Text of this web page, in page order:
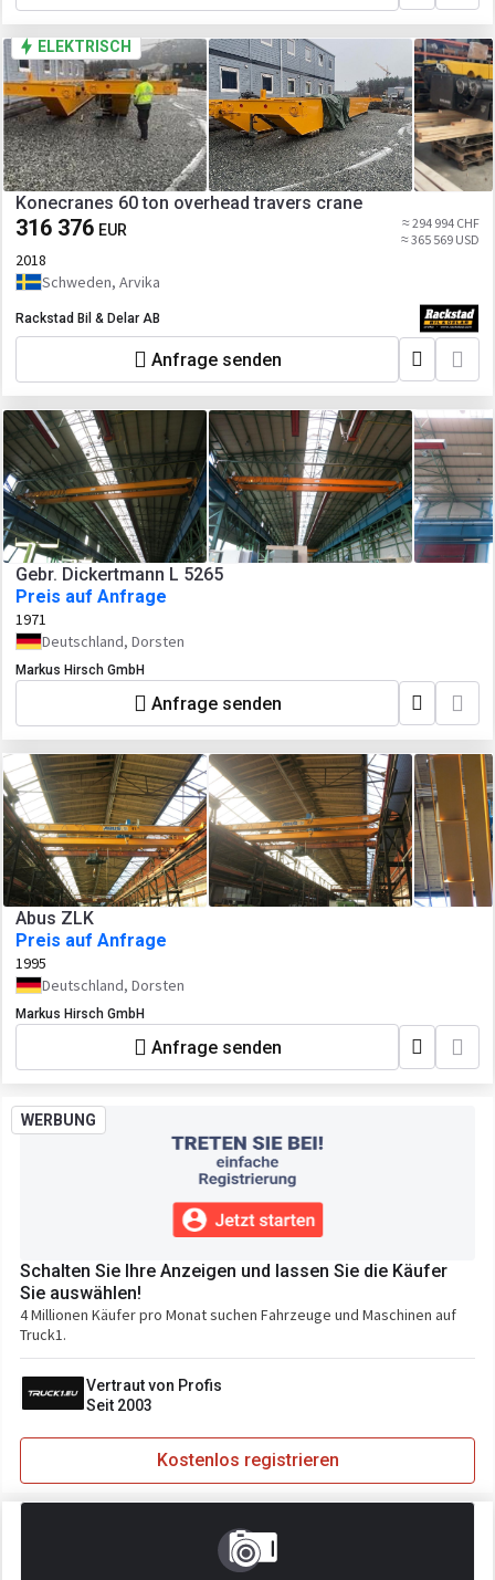
ELEKTRISCH
Konecranes 60 ton overhead travers crane
316 376 EUR
≈ 294 994 CHF
≈ 365 569 USD
2018
Schweden, Arvika
Rackstad Bil & Delar AB
Anfrage senden
Gebr. Dickertmann L 5265
Preis auf Anfrage
1971
Deutschland, Dorsten
Markus Hirsch GmbH
Anfrage senden
Abus ZLK
Preis auf Anfrage
1995
Deutschland, Dorsten
Markus Hirsch GmbH
Anfrage senden
WERBUNG
Schalten Sie Ihre Anzeigen und lassen Sie die Käufer
Sie auswählen!
4 Millionen Käufer pro Monat suchen Fahrzeuge und Maschinen auf
Truck1.
Vertraut von Profis
Seit 2003
Kostenlos registrieren